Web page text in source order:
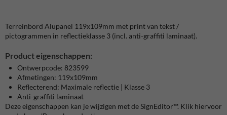
Terreinbord Alupanel 119x109mm met print van tekst /
pictogrammen in reflectieklasse 3 (incl. anti-graffiti laminaat).
Product eigenschappen:
Ontwerpcode: 823599
Afmetingen: 119x109mm
Reflecterend: Maximale reflectie | Klasse 3
Anti-graffiti laminaat
Deze eigenschappen kan je wijzigen met de SignEditor™. Klik hiervoor